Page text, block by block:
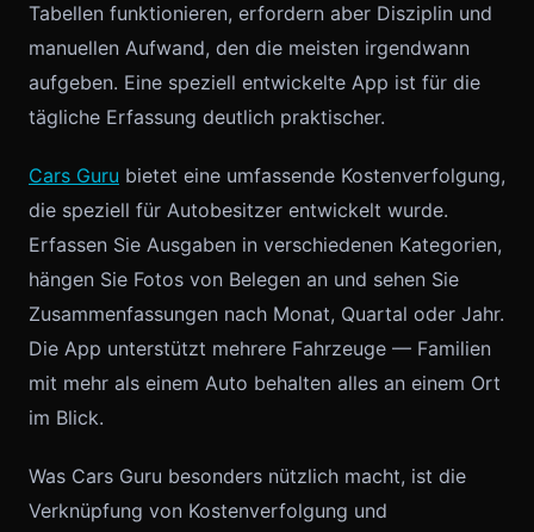
Tabellen funktionieren, erfordern aber Disziplin und
manuellen Aufwand, den die meisten irgendwann
aufgeben. Eine speziell entwickelte App ist für die
tägliche Erfassung deutlich praktischer.
Cars Guru bietet eine umfassende Kostenverfolgung,
die speziell für Autobesitzer entwickelt wurde.
Erfassen Sie Ausgaben in verschiedenen Kategorien,
hängen Sie Fotos von Belegen an und sehen Sie
Zusammenfassungen nach Monat, Quartal oder Jahr.
Die App unterstützt mehrere Fahrzeuge — Familien
mit mehr als einem Auto behalten alles an einem Ort
im Blick.
Was Cars Guru besonders nützlich macht, ist die
Verknüpfung von Kostenverfolgung und